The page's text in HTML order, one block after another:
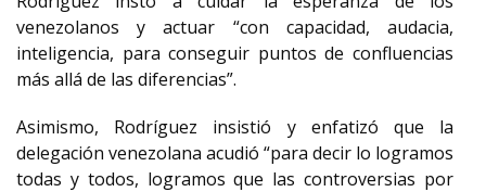
venezolanos y actuar “con capacidad, audacia,
inteligencia, para conseguir puntos de confluencias
más allá de las diferencias”.
Asimismo, Rodríguez insistió y enfatizó que la
delegación venezolana acudió “para decir lo logramos
todas y todos, logramos que las controversias por